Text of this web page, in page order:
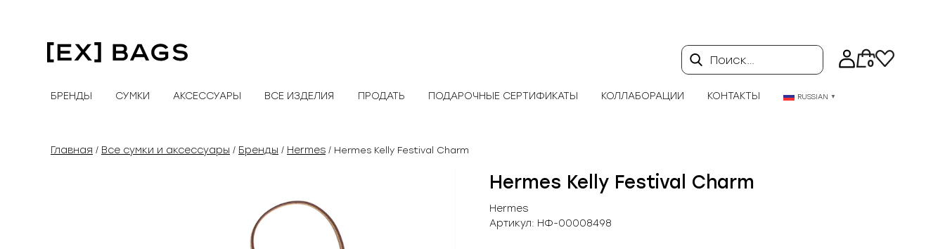
содержимому
Поиск… 0
БРЕНДЫ СУМКИ АКСЕССУАРЫ ВСЕ ИЗДЕЛИЯ ПРОДАТЬ ПОДАРОЧНЫЕ СЕРТИФИКАТЫ КОЛЛАБОРАЦИИ КОНТАКТЫ RUSSIAN ▼
Главная / Все сумки и аксессуары / Бренды / Hermes / Hermes Kelly Festival Charm
Hermes Kelly Festival Charm
Hermes
Артикул: НФ-00008498